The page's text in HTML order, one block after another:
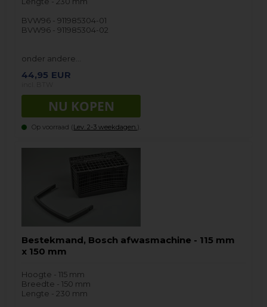
BVW96 - 911985304-01
BVW96 - 911985304-02
onder andere…
44,95 EUR
Op voorraad (Lev. 2-3 weekdagen. ).
Bestekmand, Bosch afwasmachine - 115 mm
x 150 mm
Hoogte - 115 mm
Breedte - 150 mm
Lengte - 230 mm